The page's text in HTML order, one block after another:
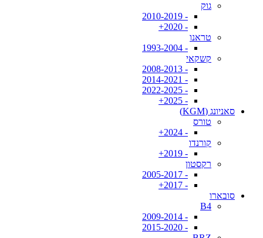
גוק
- 2010-2019
- 2020+
טראנו
- 1993-2004
קשקאי
- 2008-2013
- 2014-2021
- 2022-2025
- 2025+
סאניונג (KGM)
טורס
- 2024+
קורנדו
- 2019+
רקסטון
- 2005-2017
- 2017+
סובארו
B4
- 2009-2014
- 2015-2020